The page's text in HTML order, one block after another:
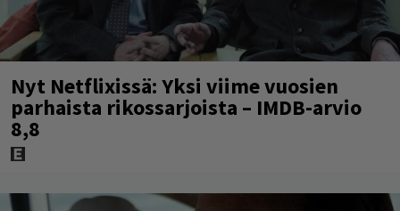
Nyt Netflixissä: Yksi viime vuosien
parhaista rikossarjoista – IMDB-arvio
8,8